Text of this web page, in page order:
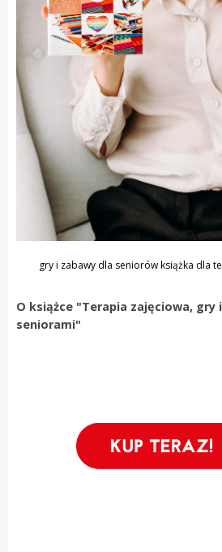
gry i zabawy dla seniorów książka dla
O książce "Terapia zajęciowa, gry
seniorami"